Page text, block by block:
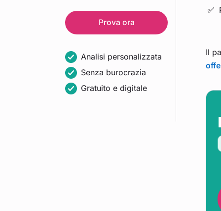
Prova ora
Analisi personalizzata
Senza burocrazia
Gratuito e digitale
Il